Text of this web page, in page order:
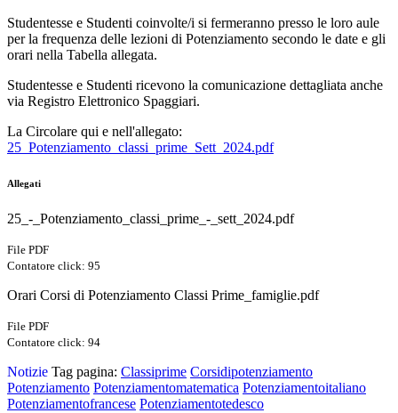
Studentesse e Studenti coinvolte/i si fermeranno presso le loro aule
per la frequenza delle lezioni di Potenziamento secondo le date e gli
orari nella Tabella allegata.
Studentesse e Studenti ricevono la comunicazione dettagliata anche
via Registro Elettronico Spaggiari.
La Circolare qui e nell'allegato:
25_Potenziamento_classi_prime_Sett_2024.pdf
Allegati
25_-_Potenziamento_classi_prime_-_sett_2024.pdf
File PDF
Contatore click: 95
Orari Corsi di Potenziamento Classi Prime_famiglie.pdf
File PDF
Contatore click: 94
Notizie Tag pagina: Classiprime Corsidipotenziamento
Potenziamento Potenziamentomatematica Potenziamentoitaliano
Potenziamentofrancese Potenziamentotedesco